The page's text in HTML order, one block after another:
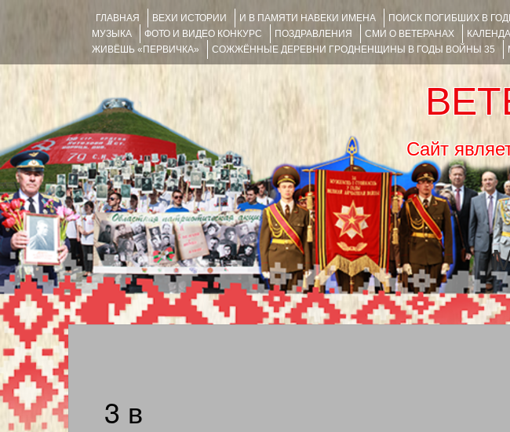
ГЛАВНАЯ ВЕХИ ИСТОРИИ И В ПАМЯТИ НАВЕКИ ИМЕНА ПОИСК ПОГИБШИХ В
МУЗЫКА
ФОТО И ВИДЕО КОНКУРС ПОЗДРАВЛЕНИЯ СМИ О ВЕТЕРАНАХ
ЖИВЁШЬ «ПЕРВИЧКА»
СОЖЖЁННЫЕ ДЕРЕВНИ ГРОДНЕНЩИНЫ В ГОДЫ ВОЙНЫ 35
Сайт
3 в